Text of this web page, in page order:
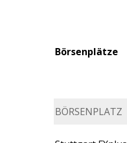
Börsenplätze
BÖRSENPLATZ